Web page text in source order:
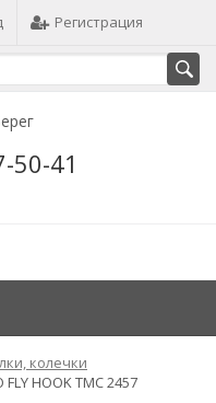
Регистрация
50-41
колечки
HOOK TMC 2457